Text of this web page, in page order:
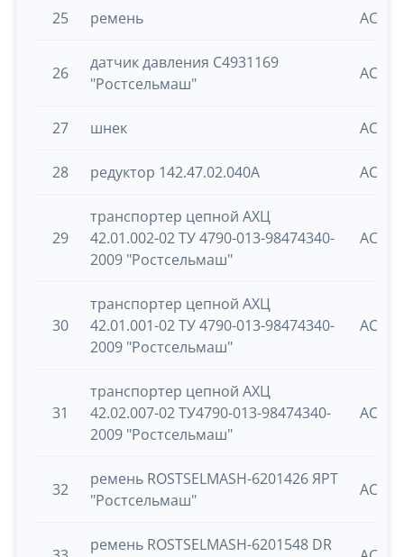
25 ремень
26
датчик давления С4931169
"Ростсельмаш"
27 шнек
28 редуктор 142.47.02.040А
29
транспортер цепной АХЦ
42.01.002-02 ТУ 4790-013-98474340-
2009 "Ростсельмаш"
30
транспортер цепной АХЦ
42.01.001-02 ТУ 4790-013-98474340-
2009 "Ростсельмаш"
31
транспортер цепной АХЦ
42.02.007-02 ТУ4790-013-98474340-
2009 "Ростсельмаш"
32
ремень ROSTSELMASH-6201426 ЯРТ
"Ростсельмаш"
ремень ROSTSELMASH-6201548 DR